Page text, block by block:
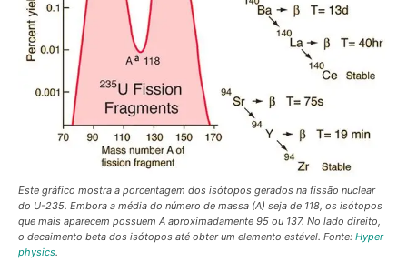
Este gráfico mostra a porcentagem dos isótopos gerados na fissão nuclear
do U-235. Embora a média do número de massa (A) seja de 118, os isótopos
que mais aparecem possuem A aproximadamente 95 ou 137. No lado direito,
o decaimento beta dos isótopos até obter um elemento estável. Fonte: Hyper
physics.